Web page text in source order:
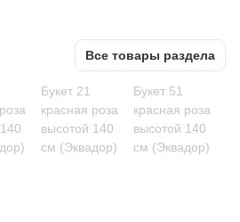
Все товары раздела
Букет 21
красная роза
высотой 140
см (Эквадор)
Букет 51
красная роза
высотой 140
см (Эквадор)